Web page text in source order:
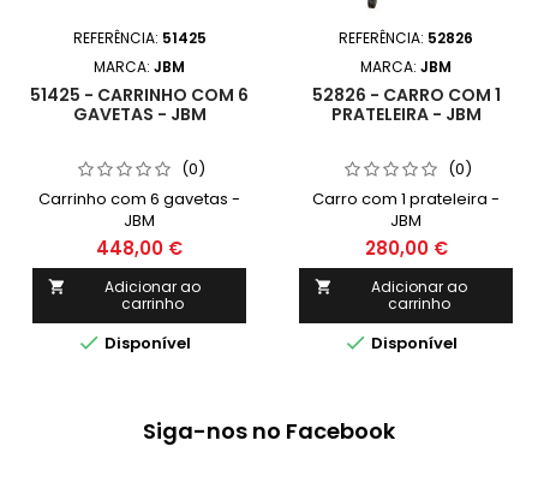
REFERÊNCIA: 51425
MARCA: JBM
51425 - CARRINHO COM 6
GAVETAS - JBM
(0)
Carrinho com 6 gavetas -
JBM
448,00 €

Adicionar ao
carrinho
 Disponível
REFERÊNCIA: 52826
MARCA: JBM
52826 - CARRO COM 1
PRATELEIRA - JBM
(0)
Carro com 1 prateleira -
JBM
280,00 €

Adicionar ao
carrinho
 Disponível
Siga-nos no Facebook